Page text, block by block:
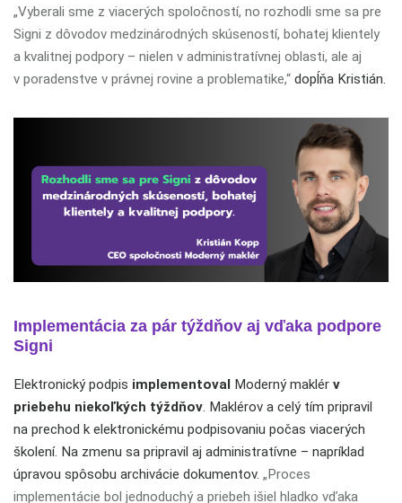
„Vyberali sme z viacerých spoločností, no rozhodli sme sa pre
Signi z dôvodov medzinárodných skúseností, bohatej klientely
a kvalitnej podpory – nielen v administratívnej oblasti, ale aj
v poradenstve v právnej rovine a problematike,“ dopĺňa Kristián.
Implementácia za pár týždňov aj vďaka podpore
Signi
Elektronický podpis implementoval Moderný maklér v
priebehu niekoľkých týždňov. Maklérov a celý tím pripravil
na prechod k elektronickému podpisovaniu počas viacerých
školení. Na zmenu sa pripravil aj administratívne – napríklad
úpravou spôsobu archivácie dokumentov. „Proces
implementácie bol jednoduchý a priebeh išiel hladko vďaka